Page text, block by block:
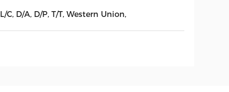
L/C, D/A, D/P, T/T, Western Union,